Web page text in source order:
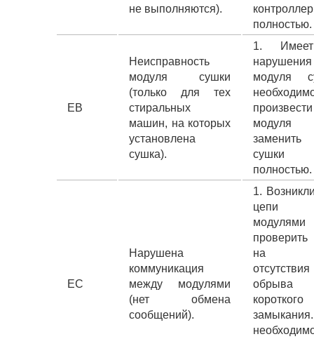
не выполняются).
полностью.
EВ
Неисправность
модуля сушки
(только для тех
стиральных
машин, на которых
установлена
сушка).
1.
нарушения
модуля
полностью.
EС
Нарушена
коммуникация
между модулями
(нет обмена
сообщений).
1.
цепи
проверить
на
короткого